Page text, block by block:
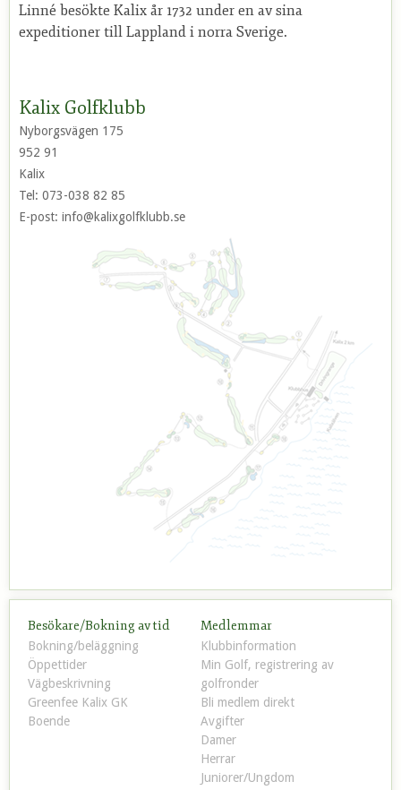
Banguide
Baninfo och planer
Historik
Banrekord
Tävlingar
Linné besökte Kalix år 1732 under en av sina
expeditioner till Lappland i norra Sverige.
Kalix Golfklubb
Nyborgsvägen 175
952 91
Kalix
Tel: 073-038 82 85
E-post: info@kalixgolfklubb.se
Besökare/Bokning av tid
Bokning/beläggning
Öppettider
Vägbeskrivning
Greenfee Kalix GK
Boende
Medlemmar
Klubbinformation
Min Golf, registrering av
golfronder
Bli medlem direkt
Avgifter
Damer
Herrar
Juniorer/Ungdom